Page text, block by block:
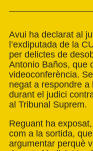
Avui ha declarat al
l’exdiputada de la
per delictes de
Antonio Baños, que
videoconferència.
negat a respondre a
durant el judici
al Tribunal Suprem.
Reguant ha
com a la sortida,
argumentar perquè